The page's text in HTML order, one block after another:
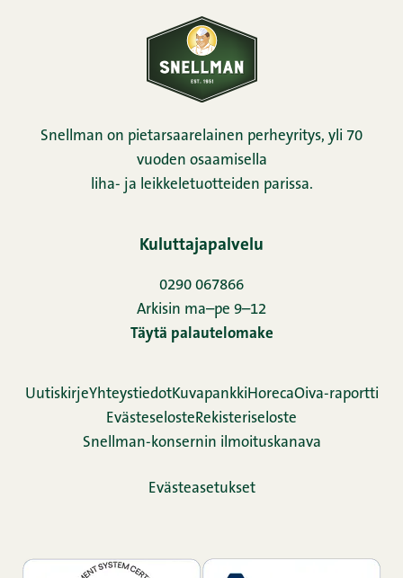
Snellman on pietarsaarelainen perheyritys, yli 70
vuoden osaamisella
liha- ja leikkeletuotteiden parissa.
Kuluttajapalvelu
0290 067866
Arkisin ma–pe 9–12
Täytä palautelomake
UutiskirjeYhteystiedotKuvapankki HorecaOiva-raportti
Evästeseloste Rekisteriseloste
Snellman-konsernin ilmoituskanava
Evästeasetukset